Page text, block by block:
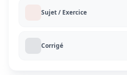
Sujet / Exercice
Corrigé